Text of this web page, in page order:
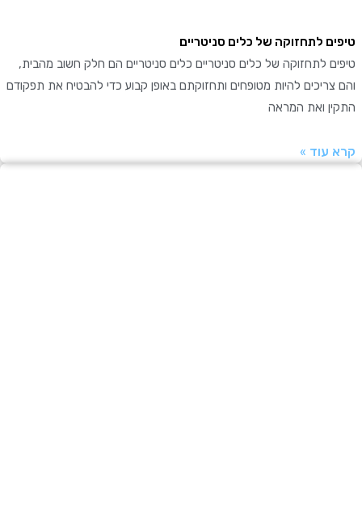
לתחזוקה של כלים סניטריים
לתחזוקה של כלים סניטריים כלים סניטריים הם חלק חשוב מהבית,
להיות מטופחים ותחזוקתם באופן קבוע כדי להבטיח את תפקודם
ואת המראה
»